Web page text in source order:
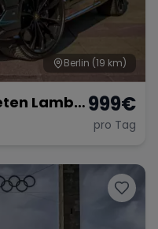
Berlin (19 km)
Lambo 999€
pro Tag